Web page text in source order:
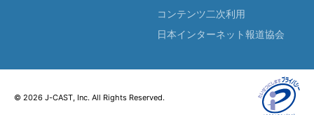
コンテンツ二次利用
日本インターネット報道協会
© 2026 J-CAST, Inc. All Rights Reserved.